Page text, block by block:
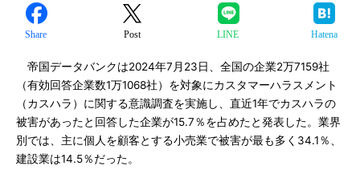
Share Post LINE Hatena
帝国データバンクは2024年7月23日、全国の企業2万7159社
（有効回答企業数1万1068社）を対象にカスタマーハラスメント
（カスハラ）に関する意識調査を実施し、直近1年でカスハラの
被害があったと回答した企業が15.7％を占めたと発表した。業界
別では、主に個人を顧客とする小売業で被害が最も多く34.1％、
建設業は14.5％だった。